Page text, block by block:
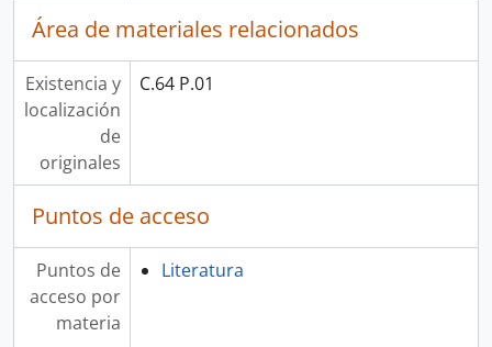
Área de materiales relacionados
Existencia y
localización
de
originales
C.64 P.01
Puntos de acceso
Puntos de
acceso por
materia
Literatura